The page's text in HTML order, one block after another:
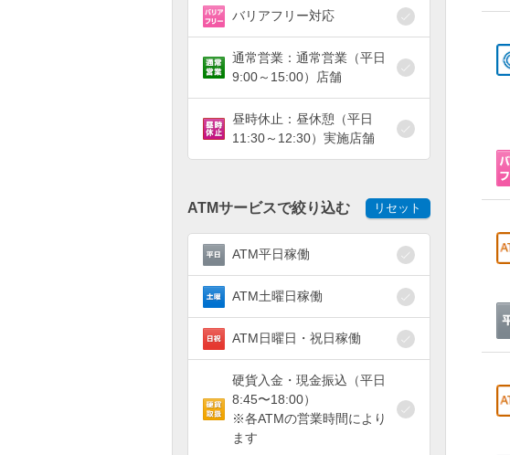
バリアフリー対応
通常営業：通常営業（平日
9:00～15:00）店舗
昼時休止：昼休憩（平日
11:30～12:30）実施店舗
ATMサービスで絞り込む リセット
ATM平日稼働
ATM土曜日稼働
ATM日曜日・祝日稼働
硬貨入金・現金振込（平日
8:45〜18:00）
※各ATMの営業時間により
ます